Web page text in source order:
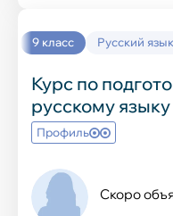
9 класс Русский язык
Курс по
русскому языку
Профиль
Скоро